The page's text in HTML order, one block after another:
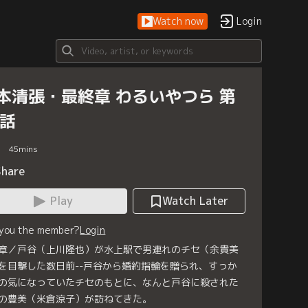
Watch now Login
清張・最終章 わるいやつら 第
45mins
Play
Watch Later
the member?Login
／戸谷（上川隆也）が水上駅で男連れのチセ（余貴美
目撃した数日前--戸谷から婚約指輪を贈られ、すっか
気になっていたチセのもとに、なんと戸谷に殺された
豊美（米倉涼子）が訪ねてきた。